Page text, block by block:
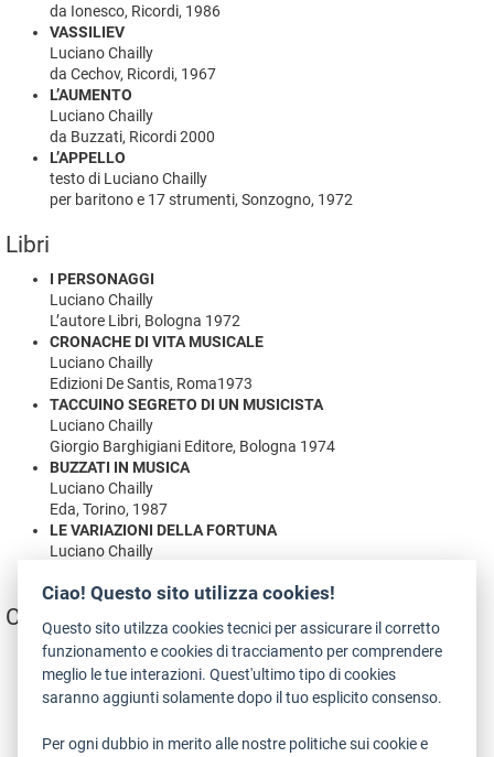
da Ionesco, Ricordi, 1986
VASSILIEV
Luciano Chailly
da Cechov, Ricordi, 1967
L’AUMENTO
Luciano Chailly
da Buzzati, Ricordi 2000
L’APPELLO
testo di Luciano Chailly
per baritono e 17 strumenti, Sonzogno, 1972
Libri
I PERSONAGGI
Luciano Chailly
L’autore Libri, Bologna 1972
CRONACHE DI VITA MUSICALE
Luciano Chailly
Edizioni De Santis, Roma1973
TACCUINO SEGRETO DI UN MUSICISTA
Luciano Chailly
Giorgio Barghigiani Editore, Bologna 1974
BUZZATI IN MUSICA
Luciano Chailly
Eda, Torino, 1987
LE VARIAZIONI DELLA FORTUNA
Luciano Chailly
Critico musicale
L'ALPINO
Ciao! Questo sito utilizza cookies!
Questo sito utilzza cookies tecnici per assicurare il corretto
funzionamento e cookies di tracciamento per comprendere
meglio le tue interazioni. Quest'ultimo tipo di cookies
saranno aggiunti solamente dopo il tuo esplicito consenso.
Per ogni dubbio in merito alle nostre politiche sui cookie e